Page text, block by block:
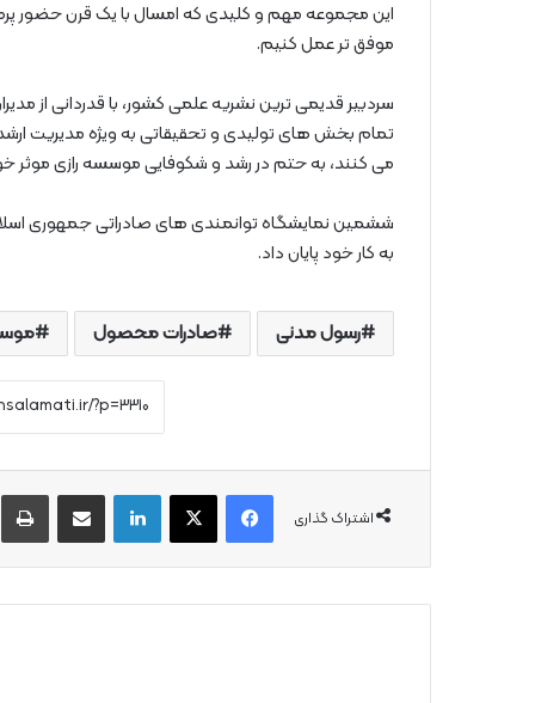
این مجموعه مهم و کلیدی که امسال با یک قرن حضور
موفق تر عمل کنیم.
سردبیر قدیمی ترین نشریه علمی کشور، با قدردانی از
تمام بخش های تولیدی و تحقیقاتی به ویژه مدیریت
می کنند، به حتم‌ در رشد و شکوفایی موسسه رازی موثر
به کار خود پایان داد.
رسول مدنی صادرات محصول
اشتراک گذاری
فیس بوک لینکدین از طریق ایمیل به اشتراک بگذارید